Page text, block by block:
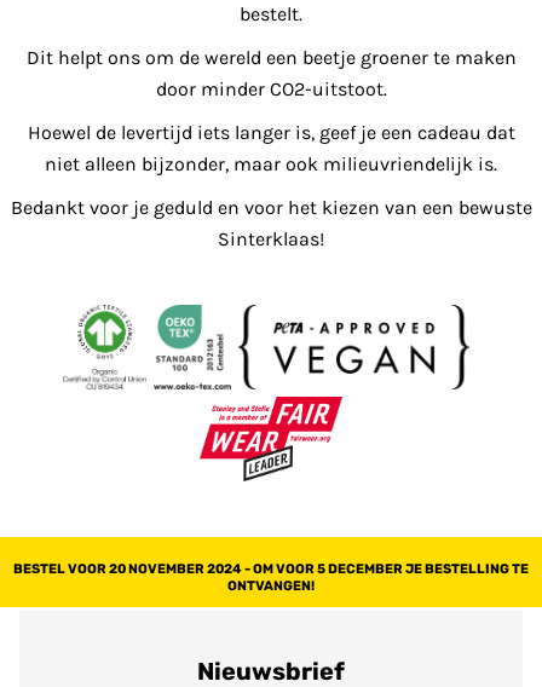
bestelt.
Dit helpt ons om de wereld een beetje groener te maken
door minder CO2-uitstoot.
Hoewel de levertijd iets langer is, geef je een cadeau dat
niet alleen bijzonder, maar ook milieuvriendelijk is.
Bedankt voor je geduld en voor het kiezen van een bewuste
Sinterklaas!
BESTEL VOOR 20 NOVEMBER 2024 - OM VOOR 5 DECEMBER JE BESTELLING TE
ONTVANGEN!
Nieuwsbrief